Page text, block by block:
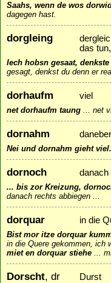
Saahs, wenn de wos
dagegen hast.
dorgleing
das
Iech hobsn gesaat,
gesagt, denkst du denn er
dorhaufm viel
net dorhaufm taung net
dornahm
Nei und dornahm gieht viel.
dornoch danach
... bis zor Kreizung,
danach rechts abbiegen ...
dorquar in die
Bist mor itze dorquar
in die Quere gekommen, ich
miet en dorquar stiehe
Dorscht, dr Durst